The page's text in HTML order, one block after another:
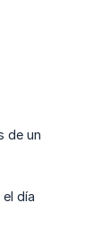
de un
día